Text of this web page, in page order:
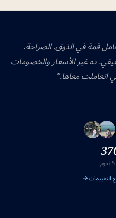
قمة في الذوق. الصراحة،
ده غير الأسعار والخصومات
اتعاملت معاها."